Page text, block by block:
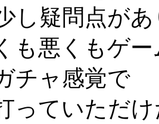
し疑問点が
も悪くもゲ
チャ感覚で
っていただ